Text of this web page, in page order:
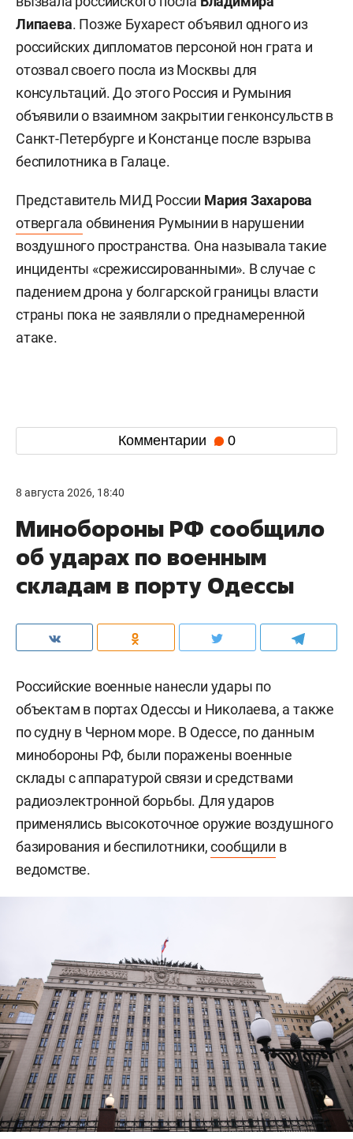
Липаева. Позже Бухарест объявил одного из
российских дипломатов персоной нон грата и
отозвал своего посла из Москвы для
консультаций. До этого Россия и Румыния
объявили о взаимном закрытии генконсульств в
Санкт-Петербурге и Констанце после взрыва
беспилотника в Галаце.
Представитель МИД России Мария Захарова
отвергала обвинения Румынии в нарушении
воздушного пространства. Она называла такие
инциденты «срежиссированными». В случае с
падением дрона у болгарской границы власти
страны пока не заявляли о преднамеренной
атаке.
Комментарии 0
8 августа 2026, 18:40
Минобороны РФ сообщило
об ударах по военным
складам в порту Одессы
Российские военные нанесли удары по
объектам в портах Одессы и Николаева, а также
по судну в Черном море. В Одессе, по данным
минобороны РФ, были поражены военные
склады с аппаратурой связи и средствами
радиоэлектронной борьбы. Для ударов
применялись высокоточное оружие воздушного
базирования и беспилотники,сообщили в
ведомстве.